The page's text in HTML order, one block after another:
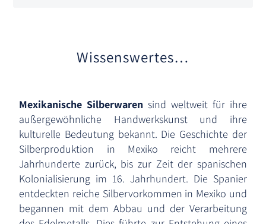
Wissenswertes…
Mexikanische Silberwaren sind weltweit für ihre
außergewöhnliche Handwerkskunst und ihre
kulturelle Bedeutung bekannt. Die Geschichte der
Silberproduktion in Mexiko reicht mehrere
Jahrhunderte zurück, bis zur Zeit der spanischen
Kolonialisierung im 16. Jahrhundert. Die Spanier
entdeckten reiche Silbervorkommen in Mexiko und
begannen mit dem Abbau und der Verarbeitung